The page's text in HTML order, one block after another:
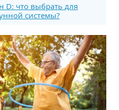
D: что выбрать для
системы?